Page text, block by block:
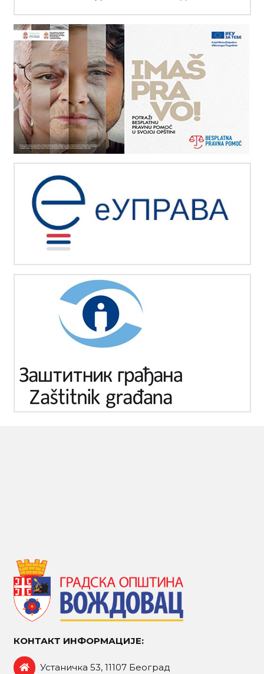
КОНТАКТ ИНФОРМАЦИЈЕ:
Устаничка 53, 11107 Београд